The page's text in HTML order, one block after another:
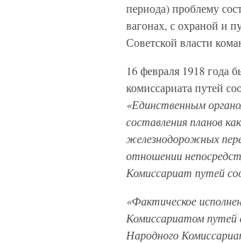
периода) проблему
вагонах, с охраной и
Советской власти
16 февраля 1918 года
комиссариата путей
«Единственным
составления планов
железнодорожных
отношении
Комиссариат путей
«Фактическое
Комиссариатом путей
Народного